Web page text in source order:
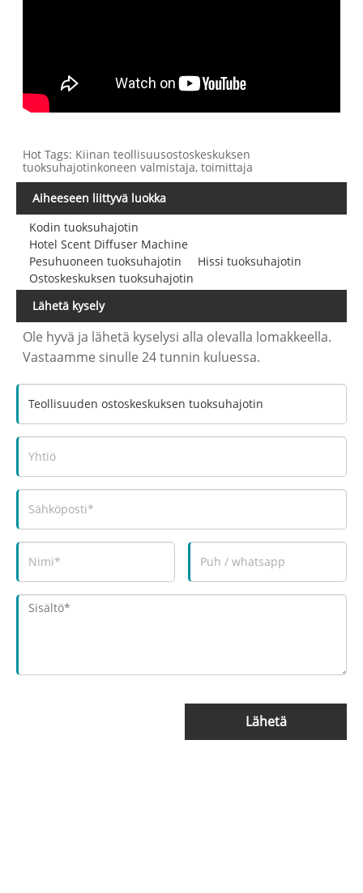
Hot Tags: Kiinan teollisuusostoskeskuksen
tuoksuhajotinkoneen valmistaja, toimittaja
Aiheeseen liittyvä luokka
Kodin tuoksuhajotin
Hotel Scent Diffuser Machine
Pesuhuoneen tuoksuhajotin
Hissi tuoksuhajotin
Ostoskeskuksen tuoksuhajotin
Lähetä kysely
Ole hyvä ja lähetä kyselysi alla olevalla lomakkeella.
Vastaamme sinulle 24 tunnin kuluessa.
Lähetä